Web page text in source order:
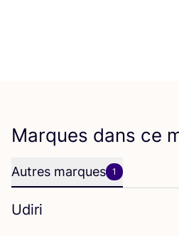
Marques dans ce
Autres marques 1
Udiri